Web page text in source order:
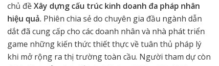
chủ đềXây dựng cấu trúc kinh doanh đa pháp nhân
hiệu quả. Phiên chia sẻ do chuyên gia đầu ngành dẫn
dắt đã cung cấp cho các doanh nhân và nhà phát triển
game những kiến thức thiết thực về tuân thủ pháp lý
khi mở rộng ra thị trường toàn cầu. Người tham dự còn